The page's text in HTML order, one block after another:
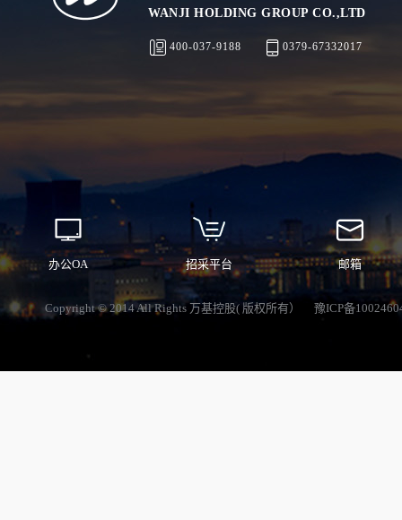
WANJI HOLDING GROUP CO.,LTD
400-037-9188 0379-67332017
办公OA 招采平台 邮箱
Copyright © 2014 All Rights 万基控股( 版权所有） 豫ICP备